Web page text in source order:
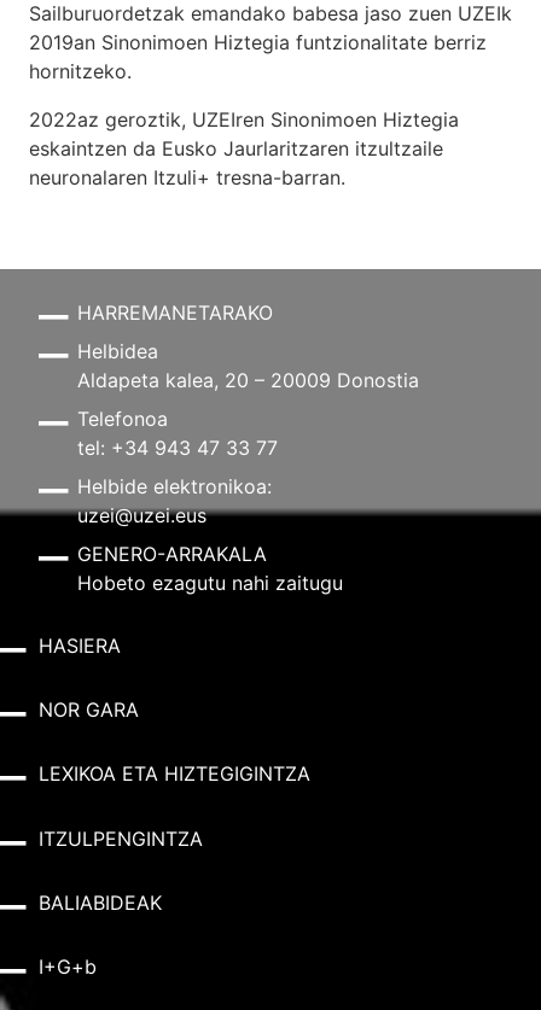
Sailburuordetzak emandako babesa jaso zuen UZEIk
2019an Sinonimoen Hiztegia funtzionalitate berriz
hornitzeko.
2022az geroztik, UZEIren Sinonimoen Hiztegia
eskaintzen da Eusko Jaurlaritzaren itzultzaile
neuronalaren Itzuli+ tresna-barran.
HARREMANETARAKO
Helbidea
Aldapeta kalea, 20 – 20009 Donostia
Telefonoa
tel: +34 943 47 33 77
Helbide elektronikoa:
uzei@uzei.eus
GENERO-ARRAKALA
Hobeto ezagutu nahi zaitugu
HASIERA
NOR GARA
LEXIKOA ETA HIZTEGIGINTZA
ITZULPENGINTZA
BALIABIDEAK
I+G+b